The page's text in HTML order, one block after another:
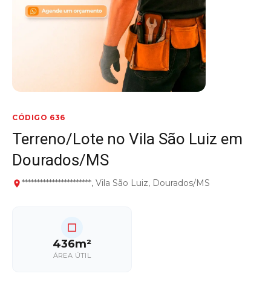
CÓDIGO 636
Terreno/Lote no Vila São Luiz em
Dourados/MS
***********************, Vila São Luiz, Dourados/MS
436m²
ÁREA ÚTIL